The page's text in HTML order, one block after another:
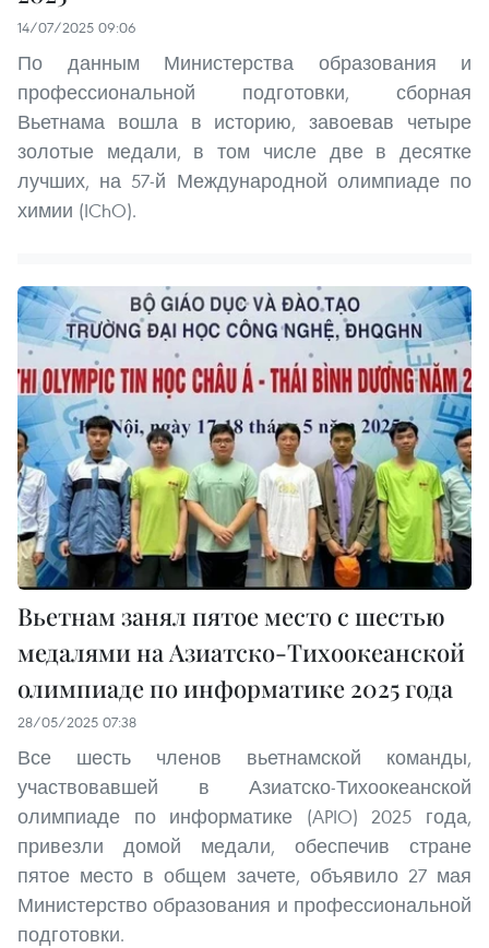
14/07/2025 09:06
По данным Министерства образования и
профессиональной подготовки, сборная
Вьетнама вошла в историю, завоевав четыре
золотые медали, в том числе две в десятке
лучших, на 57-й Международной олимпиаде по
химии (IChO).
Вьетнам занял пятое место с шестью
медалями на Азиатско-Тихоокеанской
олимпиаде по информатике 2025 года
28/05/2025 07:38
Все шесть членов вьетнамской команды,
участвовавшей в Азиатско-Тихоокеанской
олимпиаде по информатике (APIO) 2025 года,
привезли домой медали, обеспечив стране
пятое место в общем зачете, объявило 27 мая
Министерство образования и профессиональной
подготовки.